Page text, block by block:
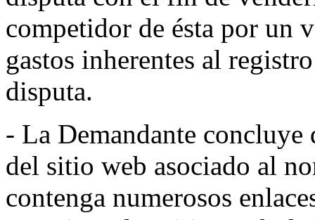
competidor de ésta por un
gastos inherentes al
disputa.
- La Demandante concluye
del sitio web asociado al
contenga numerosos